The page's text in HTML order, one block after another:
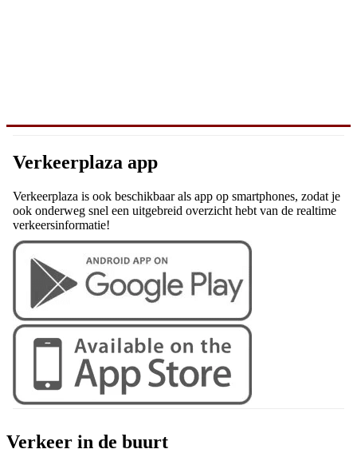
Verkeerplaza app
Verkeerplaza is ook beschikbaar als app op smartphones, zodat je
ook onderweg snel een uitgebreid overzicht hebt van de realtime
verkeersinformatie!
Verkeer in de buurt